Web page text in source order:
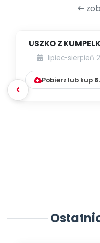
USZKO Z
lipiec-sierpień
Pobierz lub kup